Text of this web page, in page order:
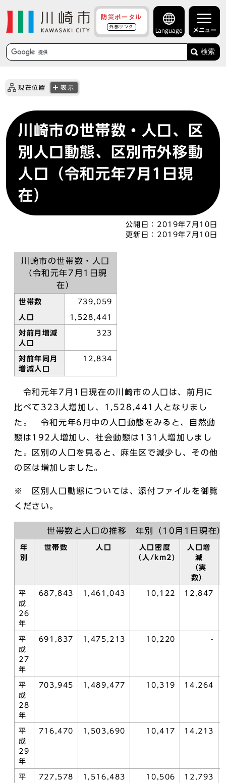
防災ポータル
外部リンク
Language メニュー
検索
現在位置 表示
川崎市の世帯数・人口、区
別人口動態、区別市外移動
人口（令和元年7月1日現
在）
公開日： 2019年7月10日
更新日： 2019年7月10日
川崎市の世帯数・人口
（令和元年7月1日現
在）
世帯数 739,059
人口 1,528,441
対前月増減
人口
323
対前年同月
増減人口
12,834
令和元年7月1日現在の川崎市の人口は、前月に
比べて323人増加し、1,528,441人となりまし
た。 令和元年6月中の人口動態をみると、自然動
態は192人増加し、社会動態は131人増加しまし
た。区別の人口を見ると、麻生区で減少し、その他
の区は増加しました。
※ 区別人口動態については、添付ファイルを御覧
ください。
世帯数と人口の推移 年別（10月1日現在）
年
別
世帯数 人口
人口密度
（人/km2)
人口増
減
（実
数）
平
成
26
年
687,843 1,461,043 10,122 12,847
平
成
27
年
691,837 1,475,213 10,220 -
平
成
28
年
703,945 1,489,477 10,319 14,264
平
成
29
年
716,470 1,503,690 10,417 14,213
平
727,578 1,516,483 10,506 12,793